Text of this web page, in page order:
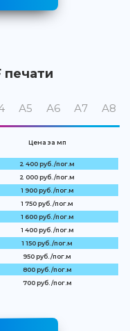
печати
А5 А6 А7 А8
Цена за мп
2 400 руб. /пог.м
2 000 руб. /пог.м
1 900 руб. /пог.м
1 750 руб. /пог.м
1 600 руб. /пог.м
1 400 руб. /пог.м
1 150 руб. /пог.м
950 руб. /пог.м
800 руб. /пог.м
700 руб. /пог.м